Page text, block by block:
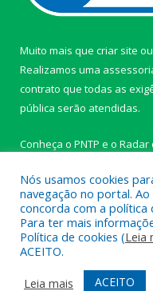
Muito mais que criar site ou
Realizamos uma
contrato que todas as
pública serão atendidas.
Conheça o PNTP e o Radar
Todos os direitos
Mapa do Site
Acessar
Nós usamos cookies
navegação no portal.
concorda com a política
Para ter mais
Política de cookies (Leia
ACEITO.
Leia mais
ACEITO